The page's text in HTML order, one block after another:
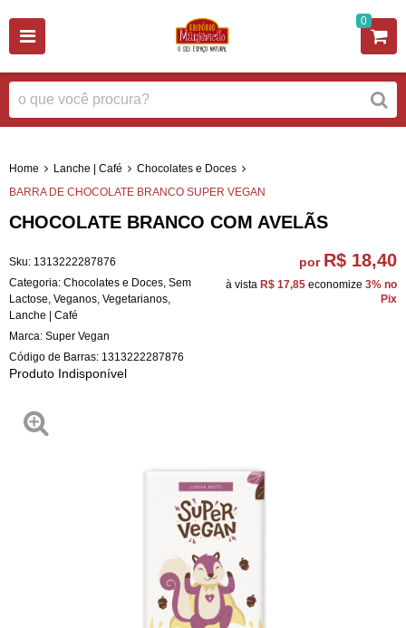
0
Home Lanche | Café
Chocolates e Doces
BARRA DE CHOCOLATE BRANCO SUPER VEGAN
CHOCOLATE BRANCO COM AVELÃS
Sku: 1313222287876
Categoria: Chocolates e Doces Sem
Lactose Veganos Vegetarianos
Lanche | Café
Marca: Super Vegan
Código de Barras: 1313222287876
Produto Indisponível
por R$ 18,40
à vista R$ 17,85 economize 3% no
Pix